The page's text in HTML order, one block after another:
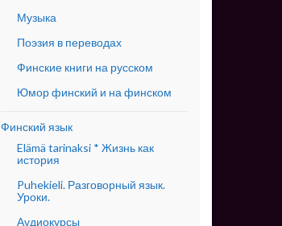
Музыка
Поэзия в переводах
Финские книги на русском
Юмор финский и на финском
Финский язык
Elämä tarinaksi * Жизнь как
история
Puhekieli. Разговорный язык.
Уроки.
Аудиокурсы